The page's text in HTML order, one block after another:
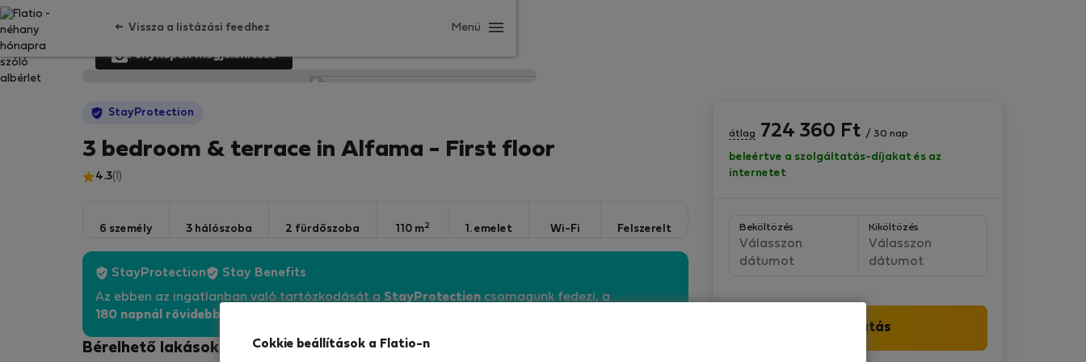
Vissza a listázási feedhez Menü
Fényképek megjelenítése
StayProtection
3 bedroom & terrace in Alfama - First floor
4.3(1)
6 személy 3 hálószoba 2 fürdőszoba 110 m2 1. emelet Wi-Fi Felszerelt
StayProtection Stay Benefits
Az ebben az ingatlanban való tartózkodását aStayProtectioncsomagunk fedezi, a
180 napnál rövidebb idő
Bérelhető lakások - Lisszabon
átlag 724 360 Ft / 30 nap
beleértve a szolgáltatás-díjakat és az
internetet
Beköltözés
Válasszon
dátumot
Kiköltözés
Válasszon
dátumot
Folytatás
Cokkie beállítások a Flatio-n